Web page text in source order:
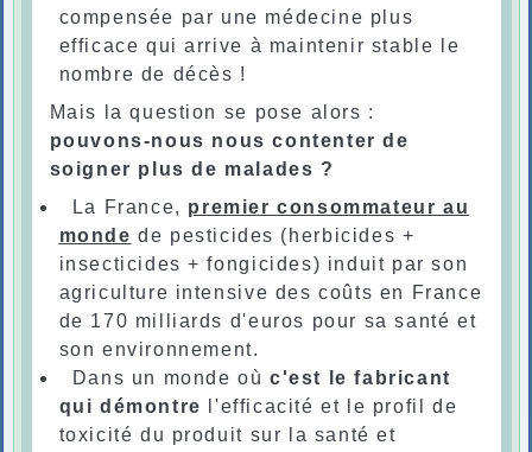
compensée par une médecine plus
efficace qui arrive à maintenir stable le
nombre de décès !
Mais la question se pose alors :
pouvons-nous nous contenter de
soigner plus de malades ?
La France, premier consommateur au
monde de pesticides (herbicides +
insecticides + fongicides) induit par son
agriculture intensive des coûts en France
de 170 milliards d'euros pour sa santé et
son environnement.
Dans un monde où c'est le fabricant
qui démontre
l'efficacité et le profil de
toxicité du produit sur la santé et